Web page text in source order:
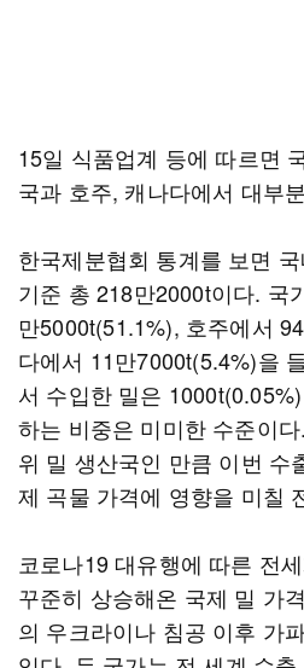
15일 식품업계 등에 따르면
국과 호주, 캐나다에서 대부
한국제분협회 통계를 보면
기준 총 218만2000t이다. 국
만5000t(51.1%), 호주에서
다에서 11만7000t(5.4%)을
서 수입한 밀은
하는 비중은 미미한 수준이
위 밀 생산국인 만큼 이번 수
제 곡물 가격에 영향을 미칠
코로나19 대유행에 따른 전
꾸준히 상승해온 국제 밀 가
의 우크라이나 침공 이후 가